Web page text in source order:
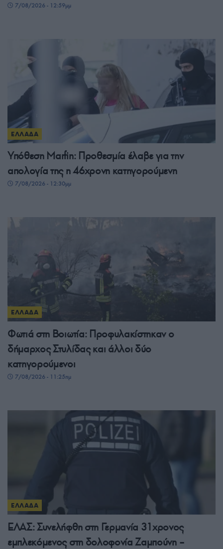
7/08/2026 - 12:59μμ
ΕΛΛΑΔΑ
Υπόθεση Marfin: Προθεσμία έλαβε για την
απολογία της η 46χρονη κατηγορούμενη
7/08/2026 - 12:30μμ
ΕΛΛΑΔΑ
Φωτιά στη Βοιωτία: Προφυλακίστηκαν ο
δήμαρχος Στυλίδας και άλλοι δύο
κατηγορούμενοι
7/08/2026 - 11:25πμ
ΕΛΛΑΔΑ
ΕΛΑΣ: Συνελήφθη στη Γερμανία 31χρονος
εμπλεκόμενος στη δολοφονία Ζαμπούνη –